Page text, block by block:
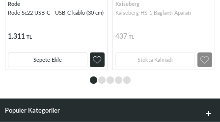
Rode
Rode Sc22 USB-C - USB-C kablo (30 cm)
1.311 TL
Sepete Ekle
Kaiseberg
Kaiseberg HS-1 Bağlantı Aparatı
437 TL
Stokta Kalmadı
Popüler Kategoriler